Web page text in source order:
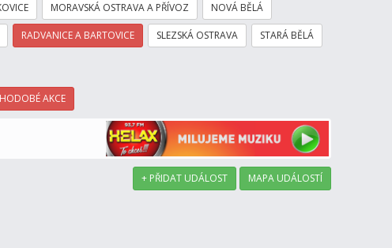
MORAVSKÁ OSTRAVA A PŘÍVOZ NOVÁ BĚLÁ
RADVANICE A BARTOVICE SLEZSKÁ OSTRAVA STARÁ BĚLÁ
AKCE
+ PŘIDAT UDÁLOST MAPA UDÁLOSTÍ